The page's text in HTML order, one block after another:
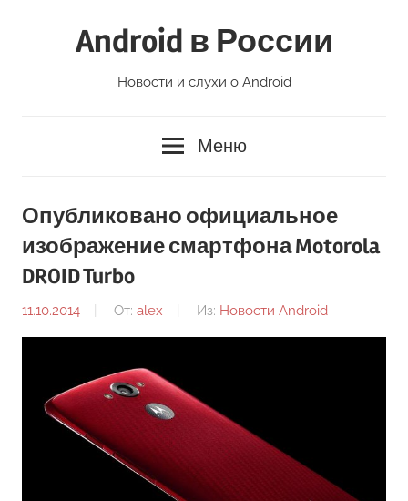
Android в России
Новости и слухи о Android
Меню
Опубликовано официальное
изображение смартфона Motorola
DROID Turbo
11.10.2014 От: alex Из: Новости Android